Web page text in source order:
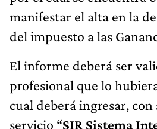
manifestar el alta en la
del impuesto a las
El informe deberá ser
profesional que lo
cual deberá ingresar, con
servicio “SIR Sistema